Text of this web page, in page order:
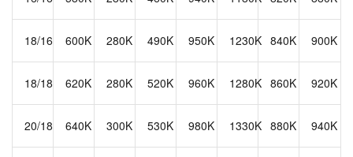
18/16 600K 280K 490K 950K 1230K 840K 900K
18/18 620K 280K 520K 960K 1280K 860K 920K
20/18 640K 300K 530K 980K 1330K 880K 940K